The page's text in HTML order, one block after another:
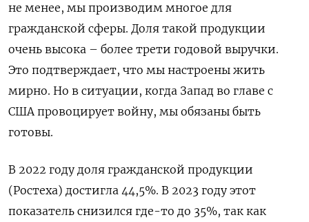
не менее, мы производим многое для
гражданской сферы. Доля такой продукции
очень высока – более трети годовой выручки.
Это подтверждает, что мы настроены жить
мирно. Но в ситуации, когда Запад во главе с
США провоцирует войну, мы обязаны быть
готовы.
В 2022 году доля гражданской продукции
(Ростеха) достигла 44,5%. В 2023 году этот
показатель снизился где-то до 35%, так как